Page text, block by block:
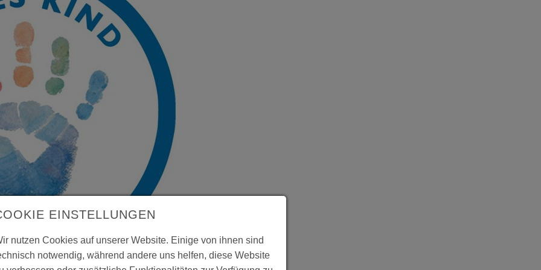
EINSTELLUNGEN
nutzen Cookies auf unserer Website. Einige von ihnen sind
notwendig, während andere uns helfen, diese Website